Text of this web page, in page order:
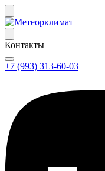
Контакты
+7 (993) 313-60-03